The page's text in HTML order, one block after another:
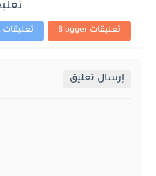
تعليقات Blogger تعليقات Facebook
إرسال تعليق